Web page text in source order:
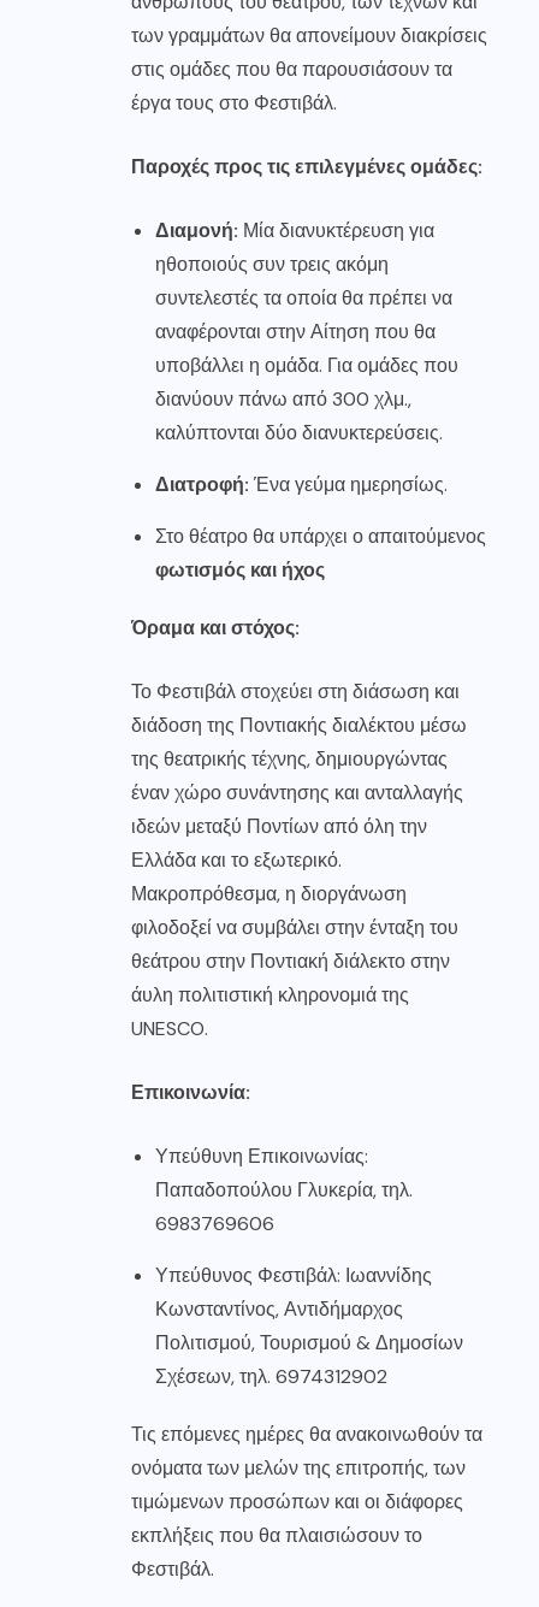
των γραμμάτων θα απονείμουν διακρίσεις
στις ομάδες που θα παρουσιάσουν τα
έργα τους στο Φεστιβάλ.
Παροχές προς τις επιλεγμένες ομάδες:
Διαμονή: Μία διανυκτέρευση για
ηθοποιούς συν τρεις ακόμη
συντελεστές τα οποία θα πρέπει να
αναφέρονται στην Αίτηση που θα
υποβάλλει η ομάδα. Για ομάδες που
διανύουν πάνω από 300 χλμ.,
καλύπτονται δύο διανυκτερεύσεις.
Διατροφή: Ένα γεύμα ημερησίως.
Στο θέατρο θα υπάρχει ο απαιτούμενος
φωτισμός και ήχος
Όραμα και στόχος:
Το Φεστιβάλ στοχεύει στη διάσωση και
διάδοση της Ποντιακής διαλέκτου μέσω
της θεατρικής τέχνης, δημιουργώντας
έναν χώρο συνάντησης και ανταλλαγής
ιδεών μεταξύ Ποντίων από όλη την
Ελλάδα και το εξωτερικό.
Μακροπρόθεσμα, η διοργάνωση
φιλοδοξεί να συμβάλει στην ένταξη του
θεάτρου στην Ποντιακή διάλεκτο στην
άυλη πολιτιστική κληρονομιά της
UNESCO.
Επικοινωνία:
Υπεύθυνη Επικοινωνίας:
Παπαδοπούλου Γλυκερία, τηλ.
6983769606
Υπεύθυνος Φεστιβάλ: Ιωαννίδης
Κωνσταντίνος, Αντιδήμαρχος
Πολιτισμού, Τουρισμού & Δημοσίων
Σχέσεων, τηλ. 6974312902
Τις επόμενες ημέρες θα ανακοινωθούν τα
ονόματα των μελών της επιτροπής, των
τιμώμενων προσώπων και οι διάφορες
εκπλήξεις που θα πλαισιώσουν το
Φεστιβάλ.